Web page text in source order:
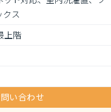
クス
上階
い合わせ